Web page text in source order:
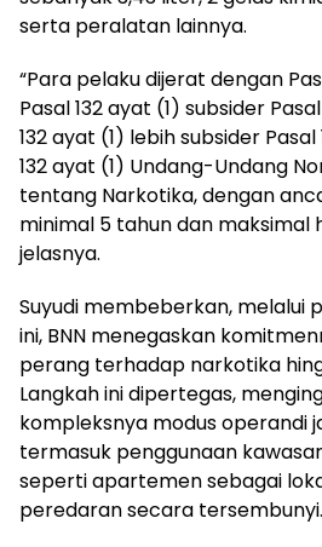
serta peralatan lainnya.
“Para pelaku dijerat dengan
Pasal 132 ayat (1) subsider
132 ayat (1) lebih subsider Pasal
132 ayat (1) Undang-Undang
tentang Narkotika, dengan
minimal 5 tahun dan maksimal
jelasnya.
Suyudi membeberkan, melalui
ini, BNN menegaskan
perang terhadap narkotika
Langkah ini dipertegas,
kompleksnya modus operandi
termasuk penggunaan
seperti apartemen sebagai
peredaran secara tersembunyi.